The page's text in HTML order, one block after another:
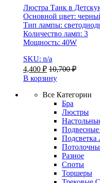
Люстра Танк в
Основной цвет:
Тип лампы:
Количество ламп: 3
Мощность: 40W
SKU: n/a
4,400 ₽ 10,700₽
В корзину
Все Категории
Бра
Люстры
Подвесные
Подсветка
Разное
Споты
Торшеры